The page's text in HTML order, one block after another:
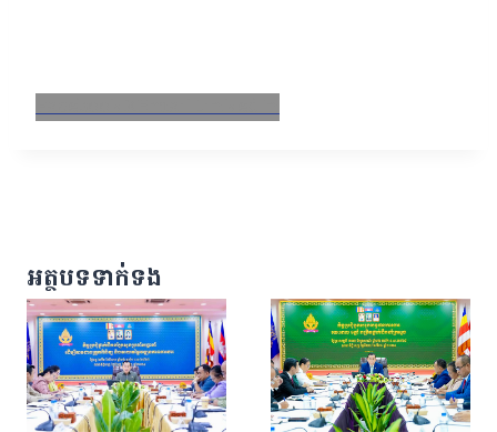
FacebookXEmailLinkedIn
អត្ថបទទាក់ទង